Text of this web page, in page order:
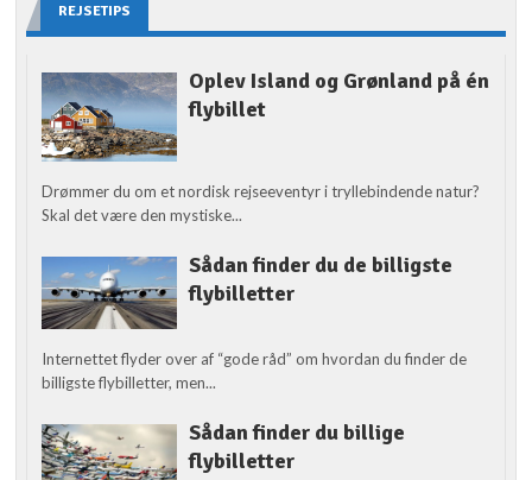
REJSETIPS
Oplev Island og Grønland på én
flybillet
Drømmer du om et nordisk rejseeventyr i tryllebindende natur?
Skal det være den mystiske...
Sådan finder du de billigste
flybilletter
Internettet flyder over af “gode råd” om hvordan du finder de
billigste flybilletter, men...
Sådan finder du billige
flybilletter